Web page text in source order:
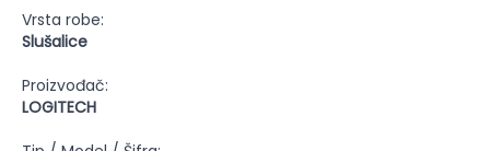
Vrsta robe:
Slušalice
Proizvođač:
LOGITECH